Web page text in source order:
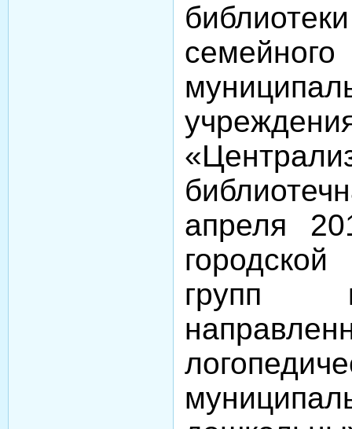
апреля
городской
групп